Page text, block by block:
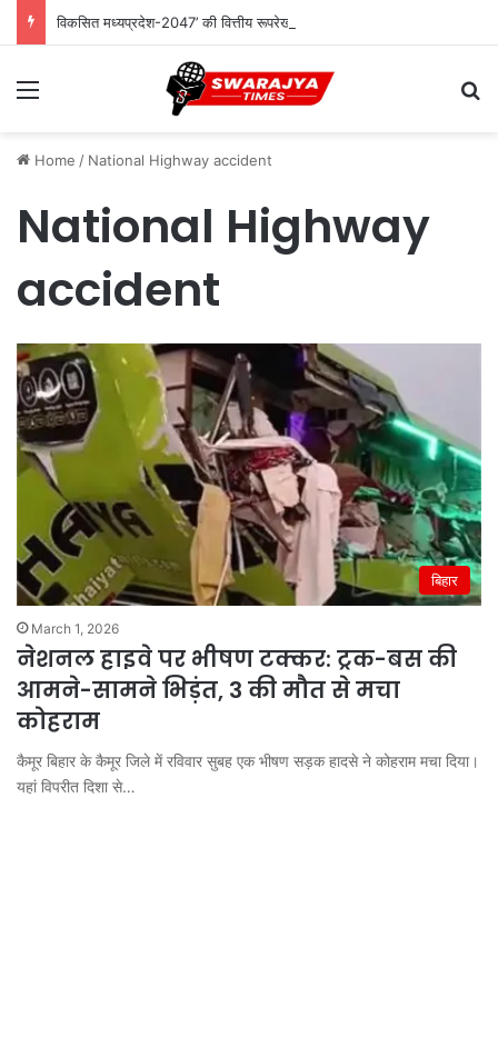
विकसित मध्यप्रदेश-2047’ की वित्तीय रूपरेखा तैयार
Menu
Home / National Highway accident
National Highway
accident
बिहार
March 1, 2026
नेशनल हाइवे पर भीषण टक्कर: ट्रक-बस की
आमने-सामने भिड़ंत, 3 की मौत से मचा
कोहराम
कैमूर बिहार के कैमूर जिले में रविवार सुबह एक भीषण सड़क हादसे ने कोहराम मचा दिया।
यहां विपरीत दिशा से…